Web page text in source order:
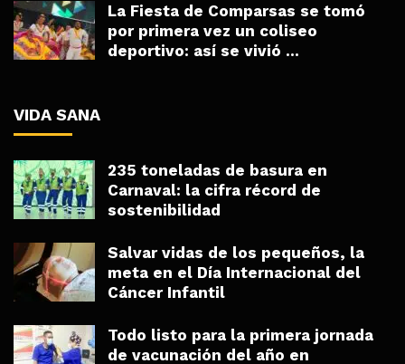
La Fiesta de Comparsas se tomó
por primera vez un coliseo
deportivo: así se vivió ...
VIDA SANA
235 toneladas de basura en
Carnaval: la cifra récord de
sostenibilidad
Salvar vidas de los pequeños, la
meta en el Día Internacional del
Cáncer Infantil
Todo listo para la primera jornada
de vacunación del año en